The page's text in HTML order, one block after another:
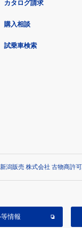
カタログ請求
購入相談
試乗車検索
潟販売 株式会社 古物商許
情報